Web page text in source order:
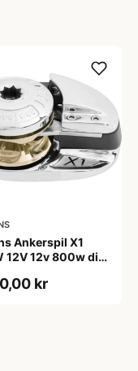
Ankerspil X1
12V 12v 800w din
kr